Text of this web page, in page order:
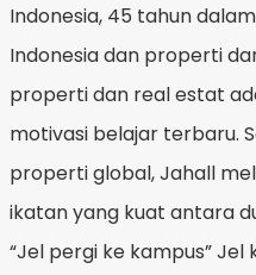
Indonesia, 45 tahun
Indonesia dan properti
properti dan real estat
motivasi belajar terbaru.
properti global, Jahall
ikatan yang kuat antara
“Jel pergi ke kampus” Jel